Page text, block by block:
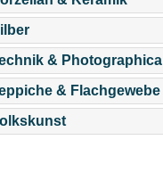
& Photographica
& Flachgewebe